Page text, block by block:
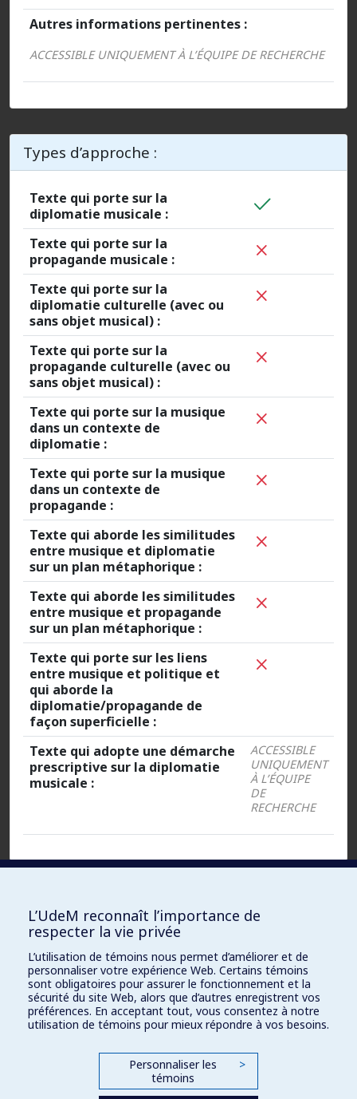
Autres informations pertinentes :
ACCESSIBLE UNIQUEMENT À L’ÉQUIPE DE RECHERCHE
Types d’approche :
Texte qui porte sur la
diplomatie musicale :
Texte qui porte sur la
propagande musicale :
Texte qui porte sur la
diplomatie culturelle (avec ou
sans objet musical) :
Texte qui porte sur la
propagande culturelle (avec ou
sans objet musical) :
Texte qui porte sur la musique
dans un contexte de
diplomatie :
Texte qui porte sur la musique
dans un contexte de
propagande :
Texte qui aborde les similitudes
entre musique et diplomatie
sur un plan métaphorique :
Texte qui aborde les similitudes
entre musique et propagande
sur un plan métaphorique :
Texte qui porte sur les liens
entre musique et politique et
qui aborde la
diplomatie/propagande de
façon superficielle :
Texte qui adopte une démarche
prescriptive sur la diplomatie
musicale :
ACCESSIBLE
UNIQUEMENT
À L’ÉQUIPE
DE
RECHERCHE
Fichiers :
Document
Word :
ACCESSIBLE UNIQUEMENT À L’ÉQUIPE
DE RECHERCHE
PDF
(original) :
ACCESSIBLE UNIQUEMENT À L’ÉQUIPE
DE RECHERCHE
ACCESSIBLE UNIQUEMENT À L’ÉQUIPE
DE RECHERCHE
L’UdeM reconnaît l’importance de
respecter la vie privée
L’utilisation de témoins nous permet d’améliorer et de
personnaliser votre expérience Web. Certains témoins
sont obligatoires pour assurer le fonctionnement et la
sécurité du site Web, alors que d’autres enregistrent vos
préférences. En acceptant tout, vous consentez à notre
utilisation de témoins pour mieux répondre à vos besoins.
Personnaliser les
témoins
>